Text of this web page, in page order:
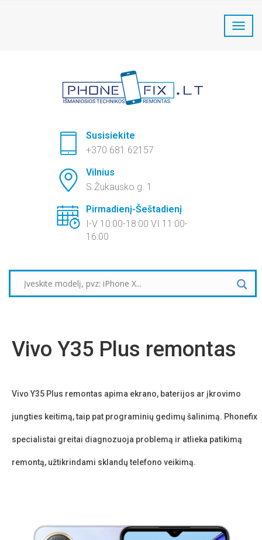
+370 681 62157
Susisiekite
+370 681 62157
Vilnius
S.Žukausko g. 1
Pirmadienį-Šeštadienį
I-V 10:00-18:00 VI 11:00-
16:00
Vivo Y35 Plus remontas
Vivo Y35 Plus remontas apima ekrano, baterijos ar įkrovimo
jungties keitimą, taip pat programinių gedimų šalinimą. Phonefix
specialistai greitai diagnozuoja problemą ir atlieka patikimą
remontą, užtikrindami sklandų telefono veikimą.